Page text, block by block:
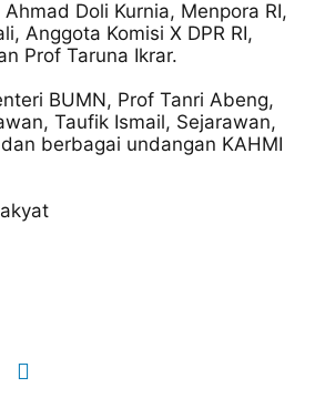
Doli Kurnia, Menpora RI,
Anggota Komisi X DPR RI,
Prof Taruna Ikrar.
BUMN, Prof Tanri Abeng,
Taufik Ismail, Sejarawan,
berbagai undangan KAHMI